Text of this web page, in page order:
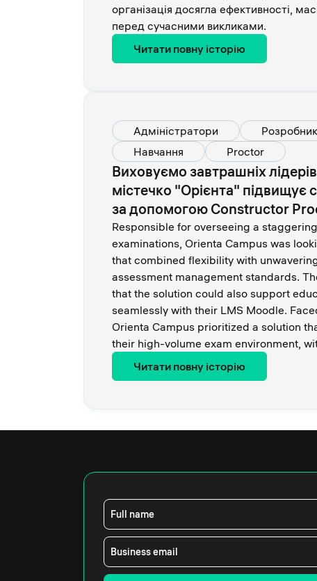
організація досягла ефективності,
перед сучасними викликами.
Читати повну історію
Адміністратори
Навчання
Proctor
Виховуємо завтрашніх
містечко "Орієнта" підвищує
за допомогою Constructor
Responsible for overseeing a
examinations, Orienta Campus was
that combined flexibility with
assessment management standards.
that the solution could also support
seamlessly with their LMS Moodle.
Orienta Campus prioritized a solution
their high-volume exam environment,
Читати повну історію
Full name
Business email